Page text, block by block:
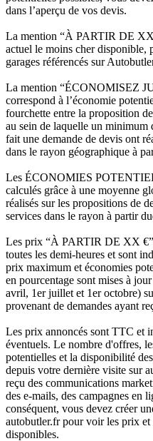
dans l’aperçu de vos devis.
La mention “À PARTIR DE
actuel le moins cher disponible,
garages référencés sur
La mention “ÉCONOMISEZ
correspond à l’économie
fourchette entre la proposition
au sein de laquelle un minimum
fait une demande de devis ont
dans le rayon géographique à
Les ÉCONOMIES
calculés grâce à une moyenne
réalisés sur les propositions de
services dans le rayon à partir
Les prix “À PARTIR DE XX
toutes les demi-heures et sont
prix maximum et économies
en pourcentage sont mises à
avril, 1er juillet et 1er octobre)
provenant de demandes ayant
Les prix annoncés sont TTC et
éventuels. Le nombre d'offres,
potentielles et la disponibilité
depuis votre dernière visite sur
reçu des communications
des e-mails, des campagnes en
conséquent, vous devez créer
autobutler.fr pour voir les prix et
disponibles.